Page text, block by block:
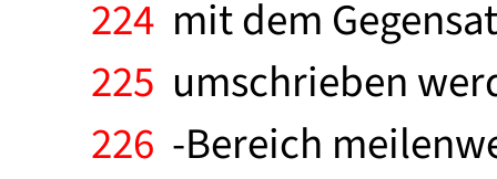
224 mit dem
225 umschrieben
226 -Bereich